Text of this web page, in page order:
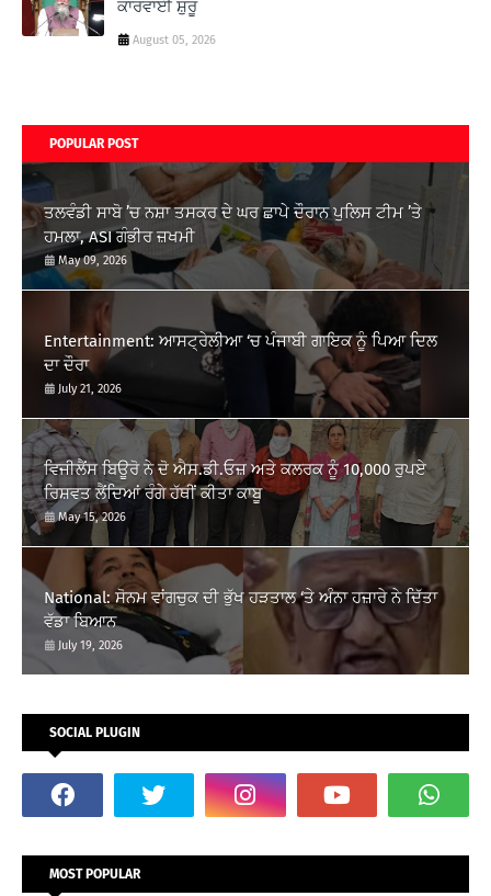
ਕਾਰਵਾਈ ਸ਼ੁਰੂ
August 05, 2026
POPULAR POST
ਤਲਵੰਡੀ ਸਾਬੋ ’ਚ ਨਸ਼ਾ ਤਸਕਰ ਦੇ ਘਰ ਛਾਪੇ ਦੌਰਾਨ ਪੁਲਿਸ ਟੀਮ ’ਤੇ
ਹਮਲਾ, ASI ਗੰਭੀਰ ਜ਼ਖਮੀ
May 09, 2026
Entertainment: ਆਸਟ੍ਰੇਲੀਆ ‘ਚ ਪੰਜਾਬੀ ਗਾਇਕ ਨੂੰ ਪਿਆ ਦਿਲ
ਦਾ ਦੌਰਾ
July 21, 2026
ਵਿਜੀਲੈਂਸ ਬਿਊਰੋ ਨੇ ਦੋ ਐਸ.ਡੀ.ਓਜ਼ ਅਤੇ ਕਲਰਕ ਨੂੰ 10,000 ਰੁਪਏ
ਰਿਸ਼ਵਤ ਲੈਂਦਿਆਂ ਰੰਗੇ ਹੱਥੀਂ ਕੀਤਾ ਕਾਬੂ
May 15, 2026
National: ਸੋਨਮ ਵਾਂਗਚੁਕ ਦੀ ਭੁੱਖ ਹੜਤਾਲ ‘ਤੇ ਅੰਨਾ ਹਜ਼ਾਰੇ ਨੇ ਦਿੱਤਾ
ਵੱਡਾ ਬਿਆਨ
July 19, 2026
SOCIAL PLUGIN
MOST POPULAR